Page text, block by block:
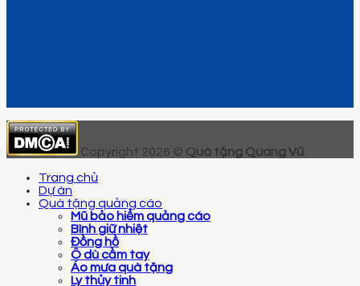
Copyright 2026 © Quà tặng Quang Vũ
Trang chủ
Dự án
Quà tặng quảng cáo
Mũ bảo hiểm quảng cáo
Bình giữ nhiệt
Đồng hồ
Ô dù cầm tay
Áo mưa quà tặng
Ly thủy tinh